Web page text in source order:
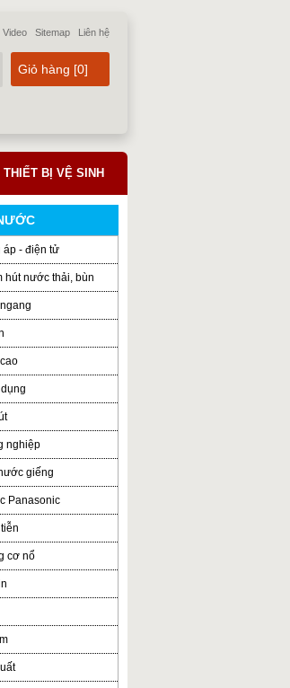
Video Sitemap Liên hệ
Giỏ hàng [0]
THIẾT BỊ VỆ SINH
áp - điện tử
hút nước thải, bùn
nghiệp
giếng
Panasonic
cơ nổ